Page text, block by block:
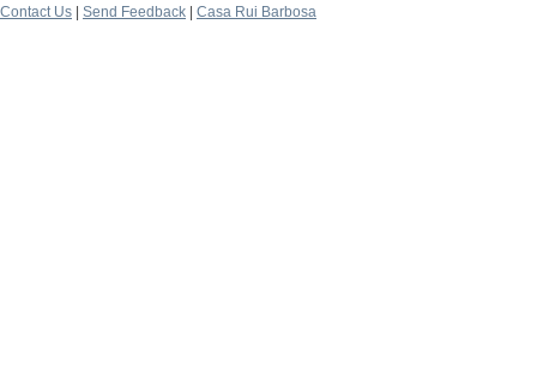
Contact Us
Send Feedback Casa Rui Barbosa